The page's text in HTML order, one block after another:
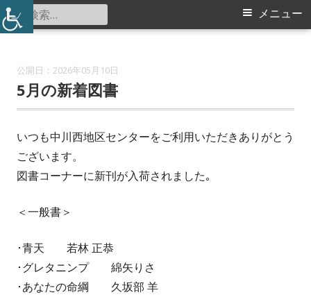
コ
ン
中川西地区センター
メ
メニュー
検
索:
2026年05月10日
5月の新着図書
いつも中川西地区センターをご利用いただきありがとう
ございます。
図書コーナーに新刊が入荷されました｡
＜一般書＞
･青天 若林 正恭
･グレタニンプ 綿矢りさ
･あなたの命綱 久坂部 羊